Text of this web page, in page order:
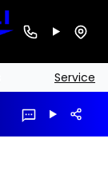
Service